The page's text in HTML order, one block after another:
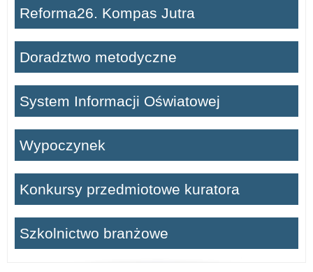
Reforma26. Kompas Jutra
Doradztwo metodyczne
System Informacji Oświatowej
Wypoczynek
Konkursy przedmiotowe kuratora
Szkolnictwo branżowe